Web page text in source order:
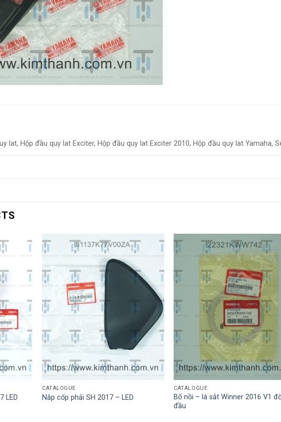
lat, Hộp đầu quy lat Exciter, Hộp đầu quy lat Exciter 2010, Hộp đầu quy lat Yamaha,
LED
CATALOGUE
Nắp cốp phải SH 2017 – LED
CATALOGUE
Bố nồi – lá sắt Winner 2016 V1
đầu